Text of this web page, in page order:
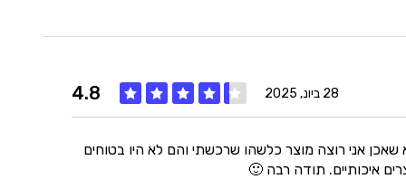
היענות 5
זמנים
28 ביונ, 2025 4.8
איכות
אני רוצה מוצר כלשהו שרכשתי והם לא היו בטוחים
איכותיים. תודה רבה 🙂